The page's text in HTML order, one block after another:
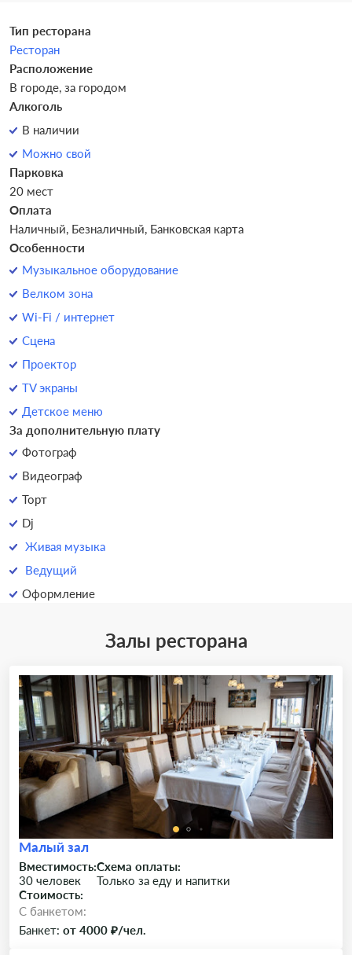
Тип ресторана
Ресторан
Расположение
В городе, за городом
Алкоголь
В наличии
Можно свой
Парковка
20 мест
Оплата
Наличный, Безналичный, Банковская карта
Особенности
Музыкальное оборудование
Велком зона
Wi-Fi / интернет
Сцена
Проектор
TV экраны
Детское меню
За дополнительную плату
Фотограф
Видеограф
Торт
Dj
Живая музыка
Ведущий
Оформление
Залы ресторана
Малый зал
Вместимость:
30 человек
Схема оплаты:
Только за еду и напитки
Стоимость:
C банкетом:
Банкет: от 4000 ₽/чел.